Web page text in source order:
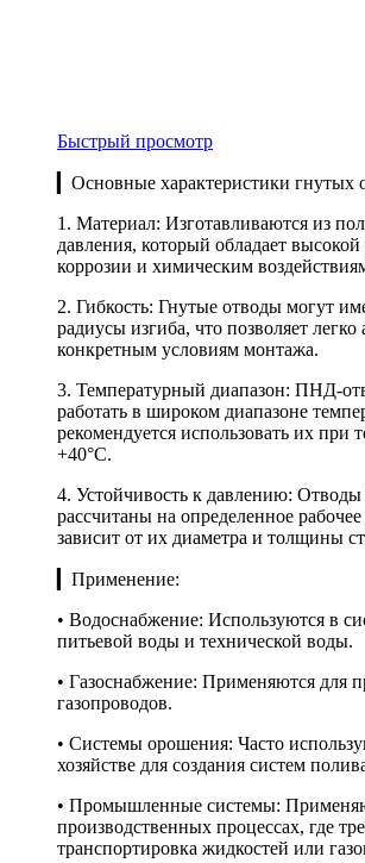
Быстрый просмотр
▎Основные характеристики
1. Материал: Изготавливаются из
давления, который обладает
коррозии и химическим
2. Гибкость: Гнутые отводы могут
радиусы изгиба, что позволяет легко
конкретным условиям монтажа.
3. Температурный диапазон: ПНД-
работать в широком диапазоне
рекомендуется использовать их при
+40°C.
4. Устойчивость к давлению:
рассчитаны на определенное
зависит от их диаметра и толщины
▎Применение:
• Водоснабжение: Используются в
питьевой воды и технической воды.
• Газоснабжение: Применяются для
газопроводов.
• Системы орошения: Часто
хозяйстве для создания систем
• Промышленные системы:
производственных процессах, где
транспортировка жидкостей или